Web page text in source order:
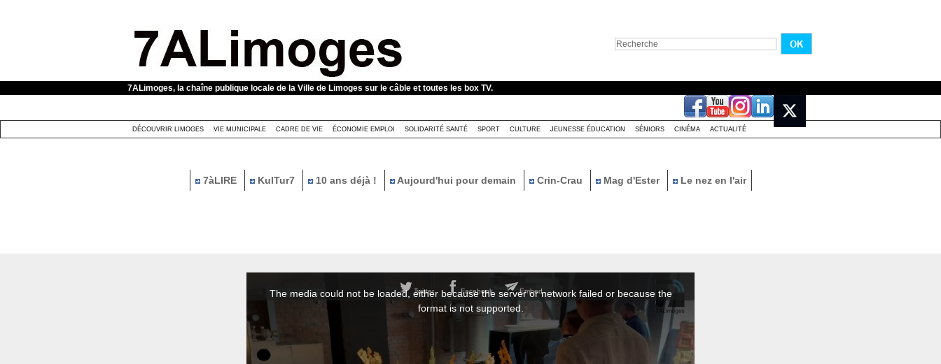
7ALimoges, la chaîne publique locale de la Ville de Limoges sur le câble et toutes les box TV.
DÉCOUVRIR LIMOGES VIE MUNICIPALE CADRE DE VIE ÉCONOMIE EMPLOI SOLIDARITÉ SANTÉ SPORT CULTURE JEUNESSE ÉDUCATION SÉNIORS CINÉMA ACTUALITÉ
7àLIRE KulTur7 10 ans déjà ! Aujourd'hui pour demain Crin-Crau Mag d'Ester Le nez en l'air